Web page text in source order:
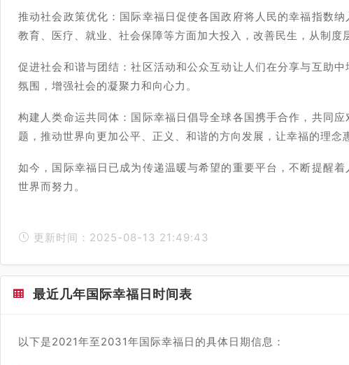
推动社会政策优化：国际幸福日促使各国政府将人民的幸福指数
教育、医疗、就业、社会保障等方面加大投入，改善民生，从制度
促进社会和谐与团结：社区活动和公众互动让人们在分享与互助
氛围，增强社会的凝聚力和向心力。
构建人类命运共同体：国际幸福日倡导全球各国携手合作，共同
题，推动世界向更加公平、正义、和谐的方向发展，让幸福的理念
如今，国际幸福日已成为传递温暖与希望的重要平台，不断提醒
世界而努力。
更新时间：2025-08-13 21:49:43
最近几年国际幸福日时间表
以下是2021年至2031年国际幸福日的具体日期信息：